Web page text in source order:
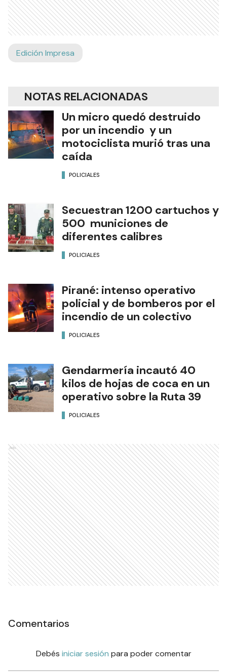
Edición Impresa
NOTAS RELACIONADAS
Un micro quedó destruido
por un incendio y un
motociclista murió tras una
caída
POLICIALES
Secuestran 1200 cartuchos y
500 municiones de
diferentes calibres
POLICIALES
Pirané: intenso operativo
policial y de bomberos por el
incendio de un colectivo
POLICIALES
Gendarmería incautó 40
kilos de hojas de coca en un
operativo sobre la Ruta 39
POLICIALES
Ads
Comentarios
Debés iniciar sesión para poder comentar